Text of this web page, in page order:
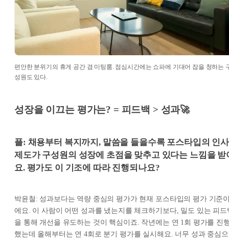
편안한 분위기의 휴게 공간 겸 미팅룸. 점심시간에는 쇼파에 기대어 잠을 청하는
성원도 있다.
성장을 이끄는 평가는? = 피드백 > 성과🚀
플: 채용부터 복지까지, 말씀을 들을수록 포스타입의 인사
제도가 구성원의 성장에 초점을 맞추고 있다는 느낌을 받
요. 평가도 이 기조에 따라 진행되나요?
박윤철: 성과보다는 역량 중심의 평가가 현재 포스타입의 평가 기준
에요. 이 사람이 어떤 성과를 냈는지를 체크하기보다, 밀도 있는 피드
을 통해 개선을 유도하는 것이 핵심이죠. 작년에는 연 1회 평가를 진
했는데 올해부터는 연 4회로 분기 평가를 실시해요. 너무 성과 중심으